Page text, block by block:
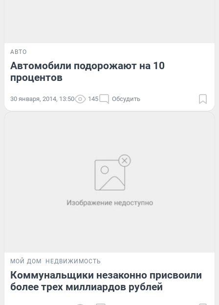
АВТО
Автомобили подорожают на 10
процентов
30 января, 2014, 13:50 145 Обсудить
МОЙ ДОМ НЕДВИЖИМОСТЬ
Коммунальщики незаконно присвоили
более трех миллиардов рублей